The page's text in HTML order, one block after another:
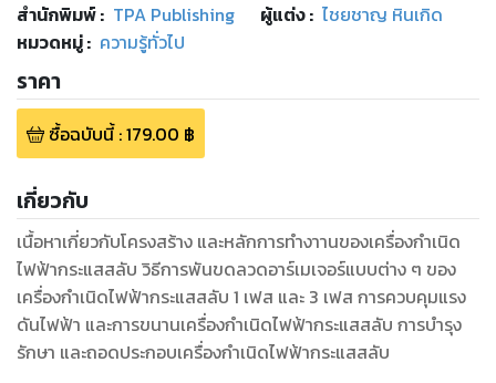
สำนักพิมพ์: TPA Publishing ผู้แต่ง : ไชยชาญ หินเกิด
หมวดหมู่: ความรู้ทั่วไป
ราคา
ซื้อฉบับนี้:179.00 ฿
เกี่ยวกับ
เนื้อหาเกี่ยวกับโครงสร้าง และหลักการทำงาานของเครื่องกำเนิด
ไฟฟ้ากระแสสลับ วิธีการพันขดลวดอาร์เมเจอร์แบบต่าง ๆ ของ
เครื่องกำเนิดไฟฟ้ากระแสสลับ 1 เฟส และ 3 เฟส การควบคุมแรง
ดันไฟฟ้า และการขนานเครื่องกำเนิดไฟฟ้ากระแสสลับ การบำรุง
รักษา และถอดประกอบเครื่องกำเนิดไฟฟ้ากระแสสลับ